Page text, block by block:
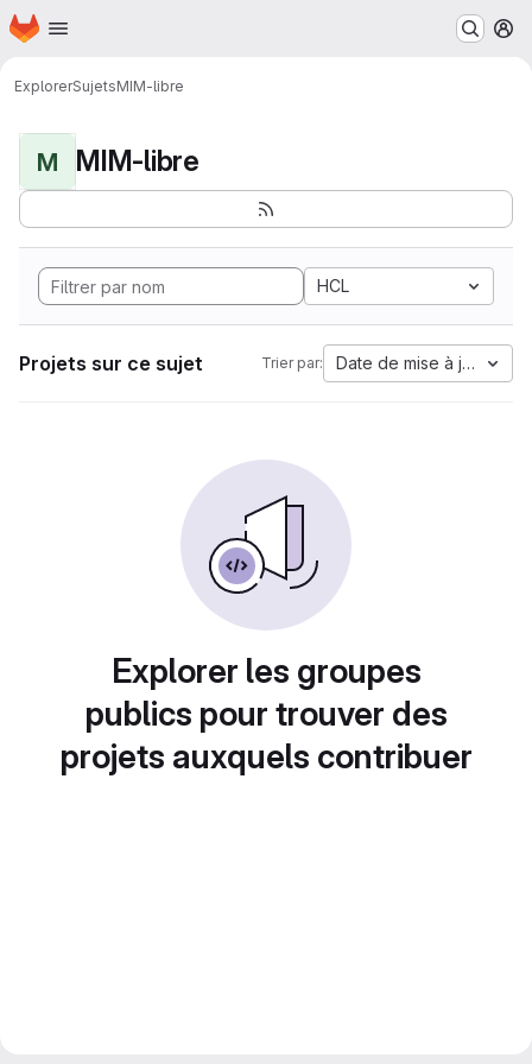
Passer au contenu principal
Page d'accueil
ExplorerSujetsMIM-libre
M MIM-libre
HCL
Projets sur ce sujet Trier par: Date de mise à jour
Explorer les groupes
publics pour trouver des
projets auxquels contribuer